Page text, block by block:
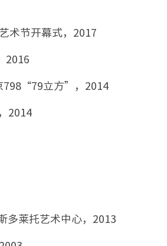
术节开幕式，2017
2016
798“79立方”，2014
2014
多莱托艺术中心，2013